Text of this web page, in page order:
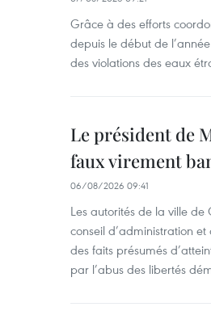
Grâce à des efforts
depuis le début de
des violations des eaux
Le président de
faux virement
06/08/2026 09:41
Les autorités de la ville
conseil d’administration
des faits présumés
par l’abus des libertés